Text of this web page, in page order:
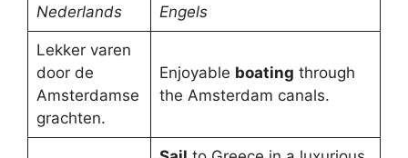
Nederlands Engels
Lekker varen
door de
Amsterdamse
grachten.
Enjoyable boating through
the Amsterdam canals.